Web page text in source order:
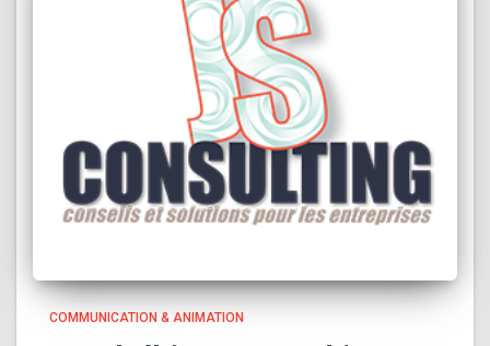
COMMUNICATION & ANIMATION